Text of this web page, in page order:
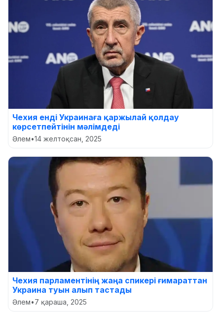
Чехия енді Украинаға қаржылай қолдау
көрсетпейтінін мәлімдеді
Әлем•14 желтоқсан, 2025
Чехия парламентінің жаңа спикері ғимараттан
Украина туын алып тастады
Әлем•7 қараша, 2025